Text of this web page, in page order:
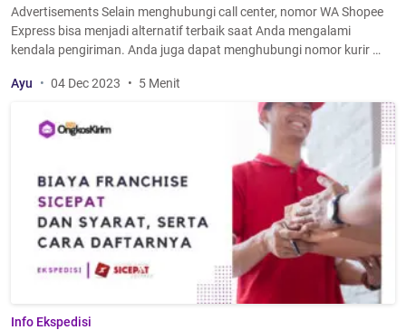
Advertisements Selain menghubungi call center, nomor WA Shopee
Express bisa menjadi alternatif terbaik saat Anda mengalami
kendala pengiriman. Anda juga dapat menghubungi nomor kurir …
Ayu 04 Dec 2023 5 Menit
Info Ekspedisi